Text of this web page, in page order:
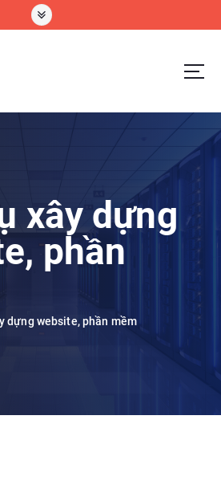
Limtted
xây dựng
phần
dựng website, phần mềm